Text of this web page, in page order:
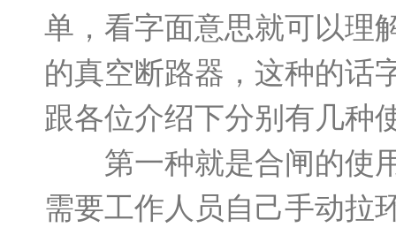
单，看字面意思就可以理
的真空断路器，这种的话
跟各位介绍下分别有几种
第一种就是合闸的使用
需要工作人员自己手动拉